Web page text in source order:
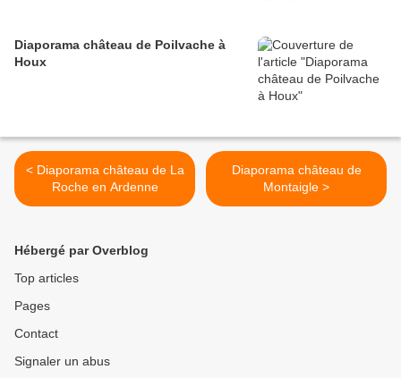
Diaporama château de Poilvache à
Houx
< Diaporama château de La
Roche en Ardenne
Diaporama château de
Montaigle >
Hébergé par Overblog
Top articles
Pages
Contact
Signaler un abus